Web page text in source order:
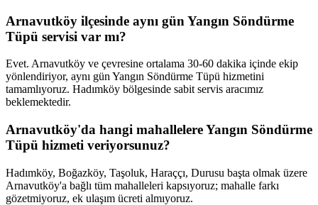
Arnavutköy ilçesinde aynı gün Yangın Söndürme
Tüpü servisi var mı?
Evet. Arnavutköy ve çevresine ortalama 30-60 dakika içinde ekip
yönlendiriyor, aynı gün Yangın Söndürme Tüpü hizmetini
tamamlıyoruz. Hadımköy bölgesinde sabit servis aracımız
beklemektedir.
Arnavutköy'da hangi mahallelere Yangın Söndürme
Tüpü hizmeti veriyorsunuz?
Hadımköy, Boğazköy, Taşoluk, Haraççı, Durusu başta olmak üzere
Arnavutköy'a bağlı tüm mahalleleri kapsıyoruz; mahalle farkı
gözetmiyoruz, ek ulaşım ücreti almıyoruz.